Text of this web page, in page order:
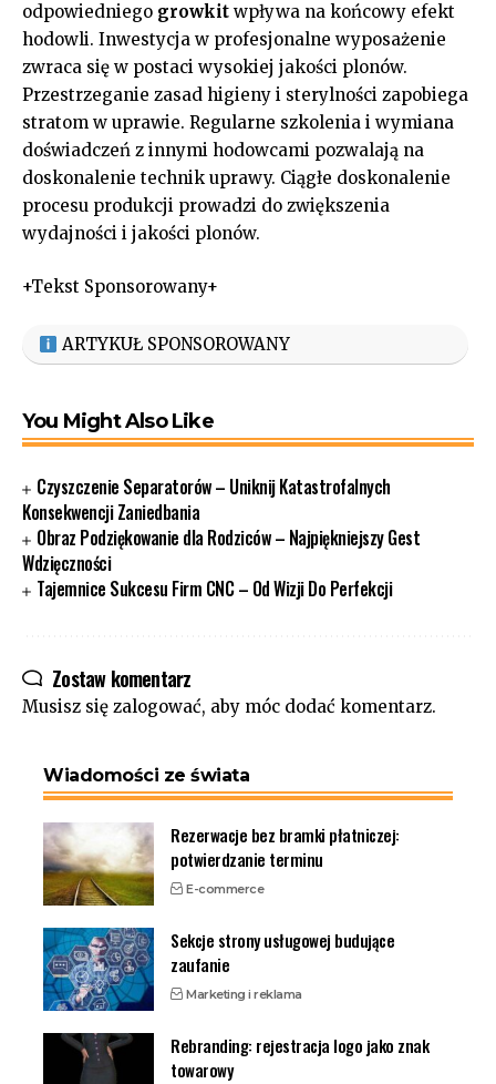
odpowiedniego growkit wpływa na końcowy efekt
hodowli. Inwestycja w profesjonalne wyposażenie
zwraca się w postaci wysokiej jakości plonów.
Przestrzeganie zasad higieny i sterylności zapobiega
stratom w uprawie. Regularne szkolenia i wymiana
doświadczeń z innymi hodowcami pozwalają na
doskonalenie technik uprawy. Ciągłe doskonalenie
procesu produkcji prowadzi do zwiększenia
wydajności i jakości plonów.
+Tekst Sponsorowany+
ARTYKUŁ SPONSOROWANY
You Might Also Like
Czyszczenie Separatorów – Uniknij Katastrofalnych
Konsekwencji Zaniedbania
Obraz Podziękowanie dla Rodziców – Najpiękniejszy Gest
Wdzięczności
Tajemnice Sukcesu Firm CNC – Od Wizji Do Perfekcji
Zostaw komentarz
Musisz się zalogować, aby móc dodać komentarz.
Wiadomości ze świata
Rezerwacje bez bramki płatniczej:
potwierdzanie terminu
E-commerce
Sekcje strony usługowej budujące
zaufanie
Marketing i reklama
Rebranding: rejestracja logo jako znak
towarowy